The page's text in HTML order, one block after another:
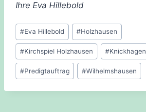
Ihre Eva Hillebold
Schlagworte:
#Eva Hillebold #Holzhausen
#Kirchspiel Holzhausen #Knickhagen
#Predigtauftrag #Wilhelmshausen